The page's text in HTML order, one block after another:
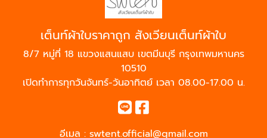
เต็นท์ผ้าใบราคาถูก สังเวียนเต็นท์ผ้าใบ
8/7 หมู่ที่ 18 แขวงแสนแสบ เขตมีนบุรี กรุงเทพมหานคร
10510
เปิดทำการทุกวันจันทร์-วันอาทิตย์ เวลา 08.00-17.00 น.
อีเมล : swtent.official@gmail.com